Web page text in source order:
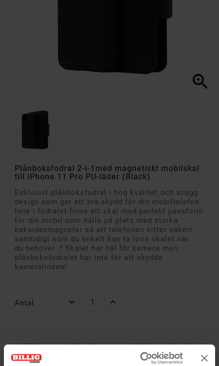

Plånboksfodral 2-i-1med magnetiskt mobilskal
till iPhone 11 Pro PU-läder (Black)
Exklusivt plånboksfodral i hög kvalitet och snygg
design som ger ett bra skydd för din mobiltelefon.
Inne i fodralet finns ett skal med perfekt passform
för din mobil som hålls på plats med starka
baksidesmagneter så att telefonen sitter säkert,
samtidigt som du enkelt kan ta loss skalet när
du behöver. * Skalet har hål för kamera men
plånboksfodralet har inte för att skydda
kameralinsen!
Antal
Alltid
garanti
Snabb
14 dagar öppet
köp